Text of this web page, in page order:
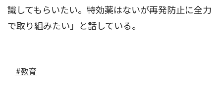
識してもらいたい。特効薬はないが再発防止に全力
で取り組みたい」と話している。
#教育